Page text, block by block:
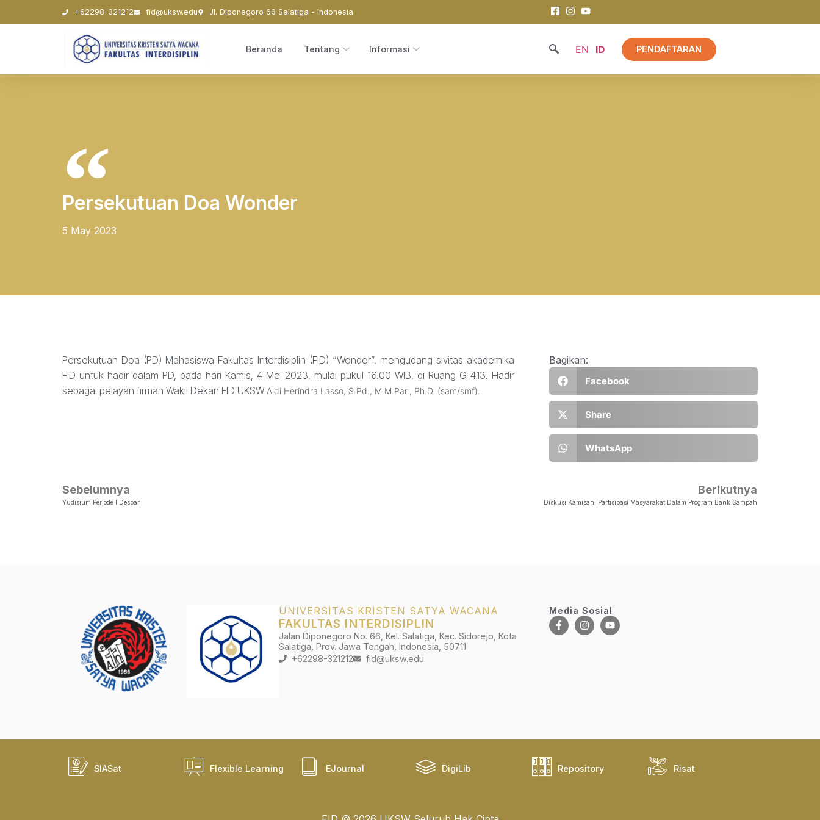
+62298-321212 fid@uksw.edu Jl. Diponegoro 66 Salatiga - Indonesia
Beranda Tentang Informasi EN ID PENDAFTARAN
Persekutuan Doa Wonder
5 May 2023
Persekutuan Doa (PD) Mahasiswa Fakultas Interdisiplin (FID) “Wonder”, mengudang sivitas akademika
FID untuk hadir dalam PD, pada hari Kamis, 4 Mei 2023, mulai pukul 16.00 WIB, di Ruang G 413. Hadir
sebagai pelayan firman Wakil Dekan FID UKSW Aldi Herindra Lasso, S.Pd., M.M.Par., Ph.D. (sam/smf).
Bagikan:
Facebook
Share
WhatsApp
Sebelumnya
Yudisium Periode I Despar
Berikutnya
Diskusi Kamisan: Partisipasi Masyarakat Dalam Program Bank Sampah
UNIVERSITAS KRISTEN SATYA WACANA
FAKULTAS INTERDISIPLIN
Jalan Diponegoro No. 66, Kel. Salatiga, Kec. Sidorejo, Kota
Salatiga, Prov. Jawa Tengah, Indonesia, 50711
+62298-321212
fid@uksw.edu
Media Sosial
SIASat Flexible Learning EJournal DigiLib Repository Risat